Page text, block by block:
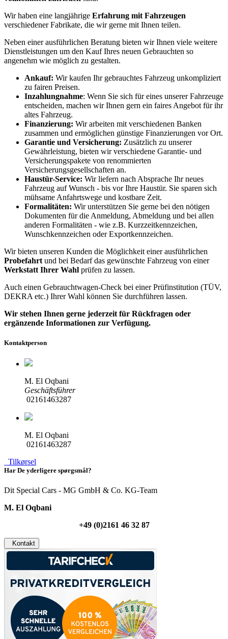
Wir haben eine langjährige Erfahrung mit Fahrzeugen
verschiedener Fabrikate, die wir gerne mit Ihnen teilen.
Neben einer ausführlichen Beratung bieten wir Ihnen viele weitere
Dienstleistungen um den Kauf Ihres neuen Gebrauchten so
angenehm wie möglich zu gestalten.
Ankauf: Wir kaufen Ihr gebrauchtes Fahrzeug unkompliziert
zu fairen Preisen.
Inzahlungnahme: Wenn Sie sich für eines unserer Fahrzeuge
entscheiden, machen wir Ihnen gern ein faires Angebot für ihr
altes Fahrzeug.
Finanzierung: Wir arbeiten mit verschiedenen Banken
zusammen und ermöglichen günstige Finanzierungen vor Ort.
Garantie und Versicherung: Zusätzlich zu unserer
Gewährleistung, bieten wir verschiedene Garantie- und
Versicherungspakete von renommierten
Versicherungsgesellschaften an.
Haustür-Service: Wir liefern nach Absprache Ihr neues
Fahrzeug auf Wunsch - bis vor Ihre Haustür. Sie sparen sich
mühsame Anfahrtswege und kostbare Zeit.
Formalitäten: Wir unterstützen Sie gerne bei den nötigen
Dokumenten für die Anmeldung, Abmeldung und bei allen
anderen Formalitäten - wie z.B. Kurzzeitkennzeichen,
Wunschkennzeichen oder Exportkennzeichen.
Wir bieten unseren Kunden die Möglichkeit einer ausführlichen
Probefahrt und bei Bedarf das gewünschte Fahrzeug von einer
Werkstatt Ihrer Wahl prüfen zu lassen.
Auch einen Gebrauchtwagen-Check bei einer Prüfinstitution (TÜV,
DEKRA etc.) Ihrer Wahl können Sie durchführen lassen.
Wir stehen Ihnen gerne jederzeit für Rückfragen oder
ergänzende Informationen zur Verfügung.
Kontaktperson
M. El Oqbani
Geschäftsführer
02161463287
M. El Oqbani
02161463287
Tilkørsel
Har De yderligere spørgsmål?
Dit Special Cars - MG GmbH & Co. KG-Team
M. El Oqbani
+49 (0)2161 46 32 87
Kontakt